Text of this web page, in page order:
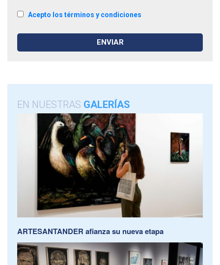
Acepto los términos y condiciones
EN NUESTRAS GALERÍAS
ARTESANTANDER afianza su nueva etapa